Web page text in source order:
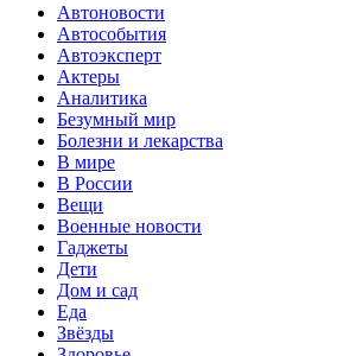
Автоновости
Автособытия
Автоэксперт
Актеры
Аналитика
Безумный мир
Болезни и лекарства
В мире
В России
Вещи
Военные новости
Гаджеты
Дети
Дом и сад
Еда
Звёзды